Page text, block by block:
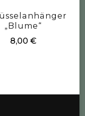
„Blume“
8,00 €